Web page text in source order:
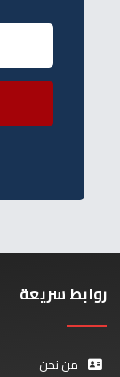
روابط سريعة
من نحن